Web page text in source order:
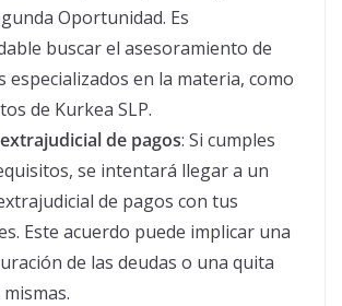
Oportunidad. Es
buscar el asesoramiento de
especializados en la materia, como
de Kurkea SLP.
de pagos: Si cumples
se intentará llegar a un
de pagos con tus
Este acuerdo puede implicar una
de las deudas o una quita